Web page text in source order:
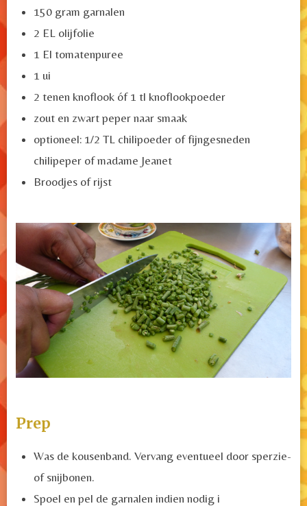
150 gram garnalen
2 EL olijfolie
1 El tomatenpuree
1 ui
2 tenen knoflook óf 1 tl knoflookpoeder
zout en zwart peper naar smaak
optioneel: 1/2 TL chilipoeder of fijngesneden
chilipeper of madame Jeanet
Broodjes of rijst
Prep
Was de kousenband. Vervang eventueel door sperzie-
of snijbonen.
Spoel en pel de garnalen indien nodig i